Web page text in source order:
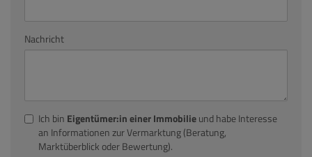
Nachricht
Ich bin Eigentümer:in einer Immobilieund habe Interesse
an Informationen zur Vermarktung (Beratung,
Marktüberblick oder Bewertung).